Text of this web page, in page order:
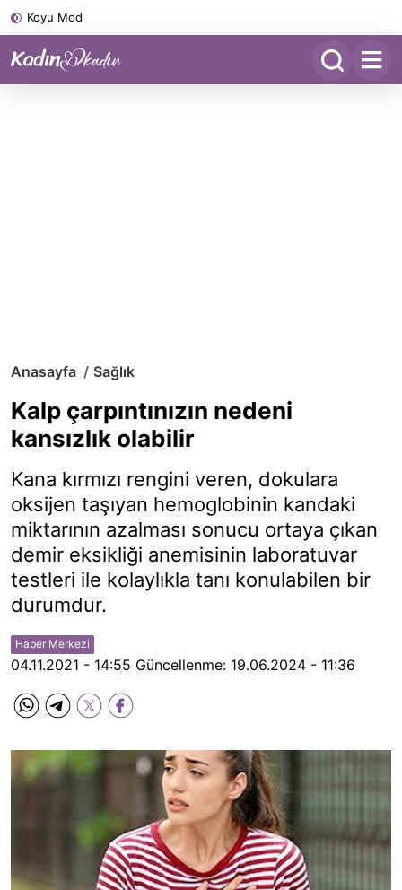
Koyu Mod
Anasayfa Sağlık
Kalp çarpıntınızın nedeni
kansızlık olabilir
Kana kırmızı rengini veren, dokulara
oksijen taşıyan hemoglobinin kandaki
miktarının azalması sonucu ortaya çıkan
demir eksikliği anemisinin laboratuvar
testleri ile kolaylıkla tanı konulabilen bir
durumdur.
Haber Merkezi
04.11.2021 - 14:55 Güncellenme: 19.06.2024 - 11:36